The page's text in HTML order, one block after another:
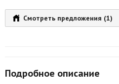
Смотреть предложения (1)
Подробное описание